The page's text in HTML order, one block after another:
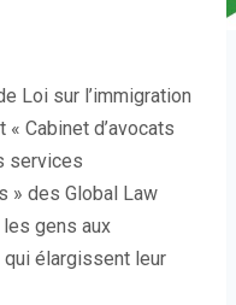
Loi sur l’immigration
« Cabinet d’avocats
services
» des Global Law
gens aux
élargissent leur